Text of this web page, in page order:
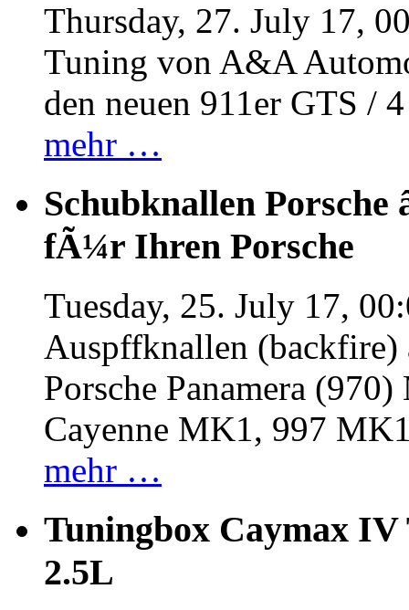
Thursday, 27. July 17,
Tuning von A&A
den neuen 911er GTS /
mehr …
Schubknallen Porsche
fÃ¼r Ihren Porsche
Tuesday, 25. July 17,
Auspffknallen
Porsche Panamera
Cayenne MK1, 997
mehr …
Tuningbox Caymax IV
2.5L